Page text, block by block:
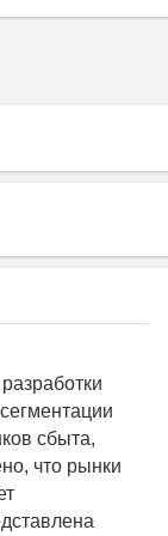
сбыта,
что рынки